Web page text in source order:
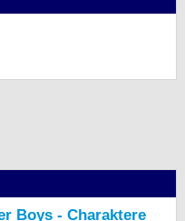
Boys - Charaktere